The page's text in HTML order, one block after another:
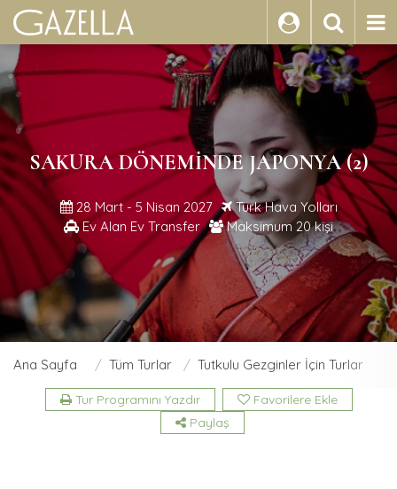
ARA
SAKURA DÖNEMINDE JAPONYA (2)
28 Mart - 5 Nisan 2027
Türk Hava Yolları
Ev Alan Ev Transfer
Maksimum 20 kişi
Ana Sayfa Tüm Turlar Tutkulu Gezginler İçin Turlar
Tur Programını Yazdır
Favorilere Ekle
Paylaş